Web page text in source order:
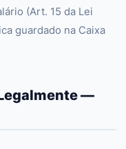
(Art. 15 da Lei
guardado na Caixa
—